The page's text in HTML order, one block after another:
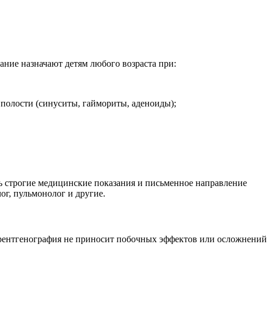
назначают детям любого возраста при:
(синуситы, гаймориты, аденоиды);
медицинские показания и письменное направление
пульмонолог и другие.
не приносит побочных эффектов или осложнений